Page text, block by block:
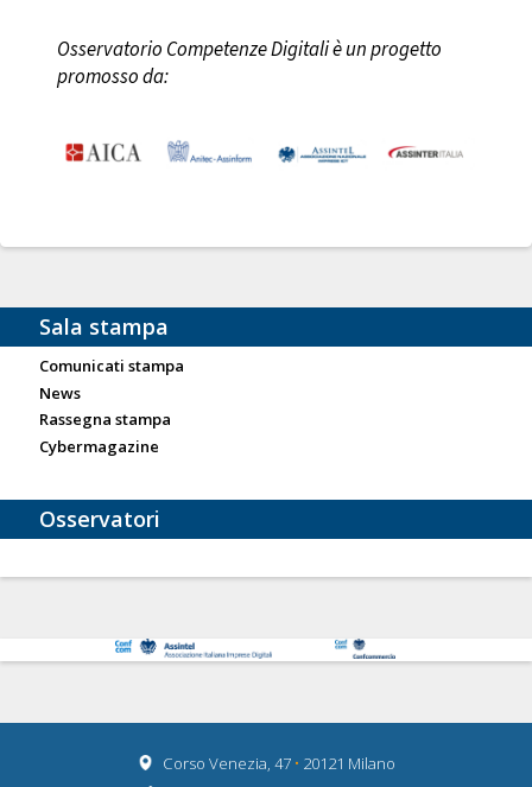
Osservatorio Competenze Digitali è un progetto
promosso da:
Sala stampa
Comunicati stampa
News
Rassegna stampa
Cybermagazine
Osservatori
Corso Venezia, 47 • 20121 Milano